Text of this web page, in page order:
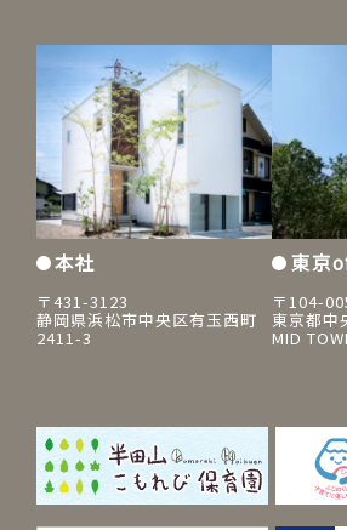
本社
〒431-3123
静岡県浜松市中央区有玉西町
2411-3
東京
〒104-
東京都中
MID